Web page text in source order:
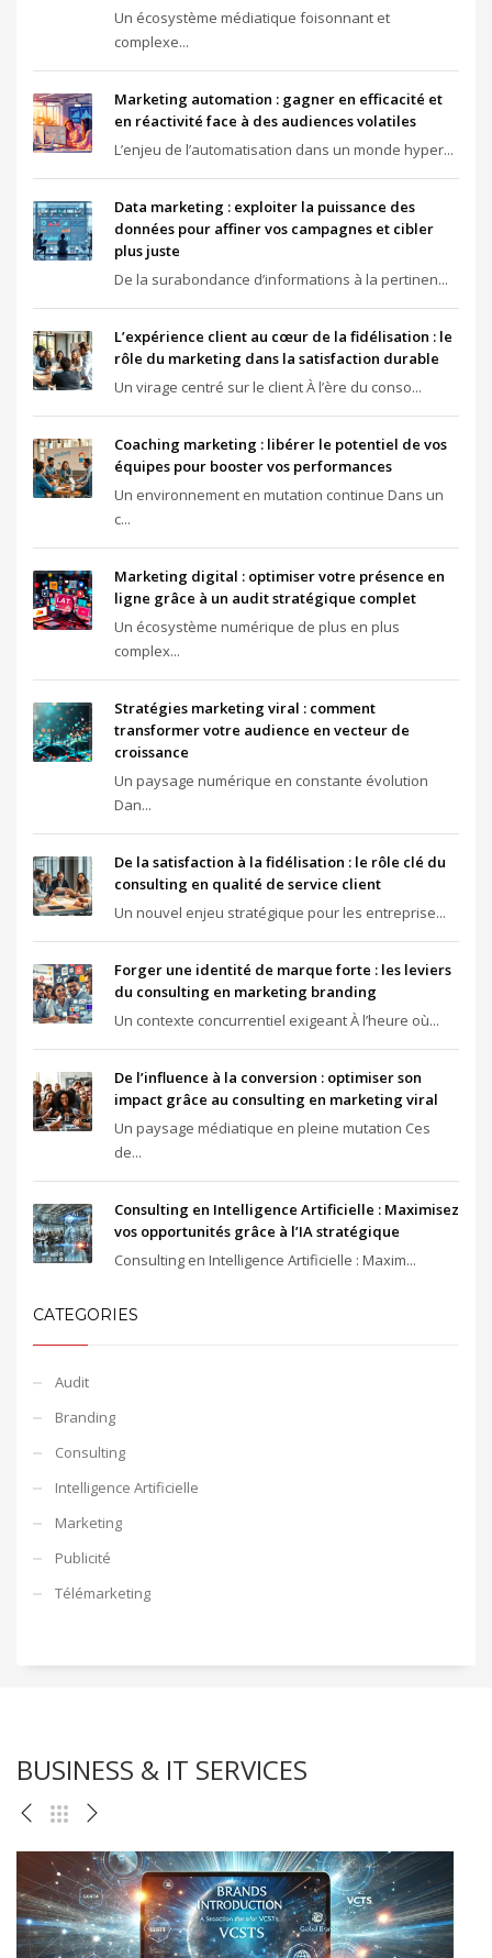
Un écosystème médiatique foisonnant et
complexe...
Marketing automation : gagner en efficacité et
en réactivité face à des audiences volatiles
L’enjeu de l’automatisation dans un monde hyper...
Data marketing : exploiter la puissance des
données pour affiner vos campagnes et cibler
plus juste
De la surabondance d’informations à la pertinen...
L’expérience client au cœur de la fidélisation : le
rôle du marketing dans la satisfaction durable
Un virage centré sur le client À l’ère du conso...
Coaching marketing : libérer le potentiel de vos
équipes pour booster vos performances
Un environnement en mutation continue Dans un
c...
Marketing digital : optimiser votre présence en
ligne grâce à un audit stratégique complet
Un écosystème numérique de plus en plus
complex...
Stratégies marketing viral : comment
transformer votre audience en vecteur de
croissance
Un paysage numérique en constante évolution
Dan...
De la satisfaction à la fidélisation : le rôle clé du
consulting en qualité de service client
Un nouvel enjeu stratégique pour les entreprise...
Forger une identité de marque forte : les leviers
du consulting en marketing branding
Un contexte concurrentiel exigeant À l’heure où...
De l’influence à la conversion : optimiser son
impact grâce au consulting en marketing viral
Un paysage médiatique en pleine mutation Ces
de...
Consulting en Intelligence Artificielle : Maximisez
vos opportunités grâce à l’IA stratégique
Consulting en Intelligence Artificielle : Maxim...
CATEGORIES
Audit
Branding
Consulting
Intelligence Artificielle
Marketing
Publicité
Télémarketing
BUSINESS & IT SERVICES